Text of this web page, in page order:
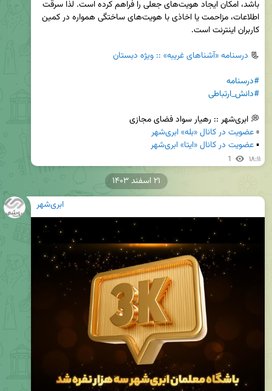
📃 درسنامه «آشناهای غریبه» :: ویژه دبستان
#درسنامه
#دانش_ارتباطی
▫️ عضویت در کانال «بله» ابری‌شهر
▪️ عضویت در کانال «ایتا» ابری‌شهر
1 ۱۸:۱۱
ابری‌شهر
۲۱ اسفند ۱۴۰۳